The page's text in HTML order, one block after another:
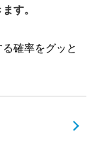
す。
確率をグッと